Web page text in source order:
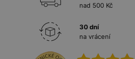
nad 500 Kč
30 dní
na vrácení